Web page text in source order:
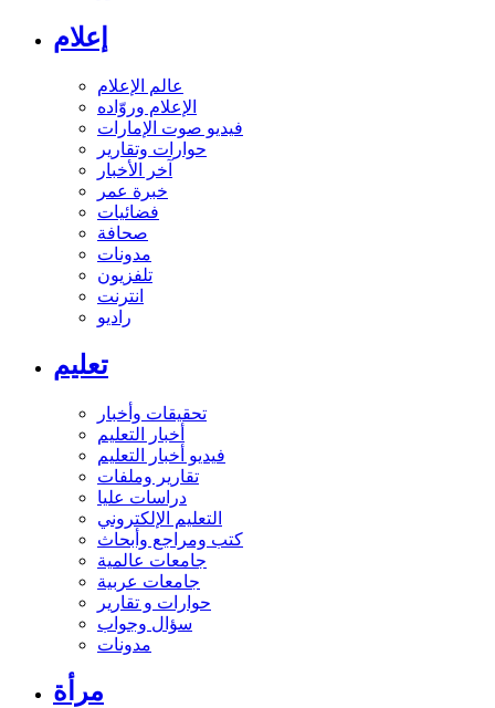
إعلام
عالم الإعلام
الإعلام وروّاده
فيديو صوت الإمارات
حوارات وتقارير
آخر الأخبار
خبرة عمر
فضائيات
صحافة
مدونات
تلفزيون
انترنت
راديو
تعليم
تحقيقات وأخبار
أخبار التعليم
فيديو أخبار التعليم
تقارير وملفات
دراسات عليا
التعليم الإلكتروني
كتب ومراجع وأبحاث
جامعات عالمية
جامعات عربية
حوارات و تقارير
سؤال وجواب
مدونات
مرأة